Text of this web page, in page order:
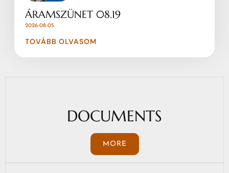
ÁRAMSZÜNET 08.19
2026-08-05
TOVÁBB OLVASOM
DOCUMENTS
MORE